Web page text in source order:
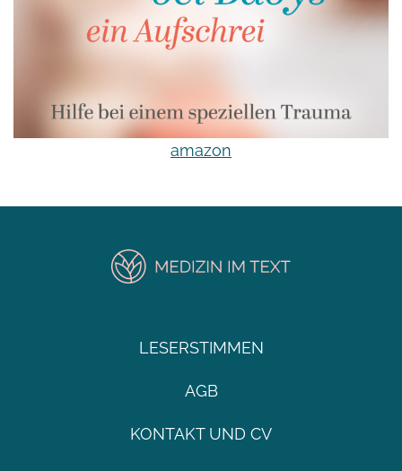
amazon
LESERSTIMMEN
AGB
KONTAKT UND CV